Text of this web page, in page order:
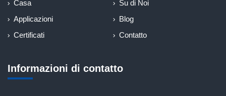
Casa
Su di Noi
Applicazioni
Blog
Certificati
Contatto
Informazioni di contatto